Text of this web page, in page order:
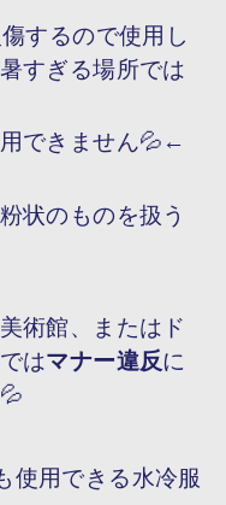
するので使用し
すぎる場所では
できません💦←
状のものを扱う
術館、またはド
はマナー違反に
使用できる水冷服